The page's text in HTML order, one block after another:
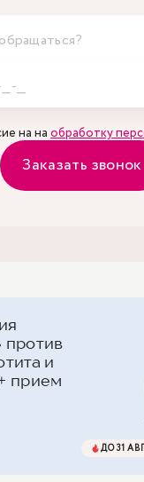
на на обработку
Заказать звонок
против
и
прием
ДО 31